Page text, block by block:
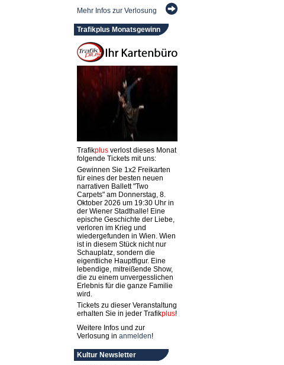
Mehr Infos zur Verlosung
Trafikplus Monatsgewinn
Trafikplusverlost dieses Monat
folgende Tickets mit uns:
Gewinnen Sie 1x2 Freikarten
für eines der besten neuen
narrativen Ballett "Two
Carpets" am Donnerstag, 8.
Oktober 2026 um 19:30 Uhr in
der Wiener Stadthalle! Eine
epische Geschichte der Liebe,
verloren im Krieg und
wiedergefunden in Wien. Wien
ist in diesem Stück nicht nur
Schauplatz, sondern die
eigentliche Hauptfigur. Eine
lebendige, mitreißende Show,
die zu einem unvergesslichen
Erlebnis für die ganze Familie
wird.
Tickets zu dieser Veranstaltung
erhalten Sie in jeder Trafikplus!
Weitere Infos und zur
Verlosung in anmelden!
Kultur Newsletter